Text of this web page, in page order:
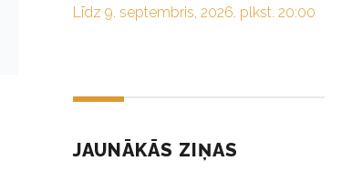
Līdz 9. septembris, 2026. plkst. 20:00
JAUNĀKĀS ZIŅAS